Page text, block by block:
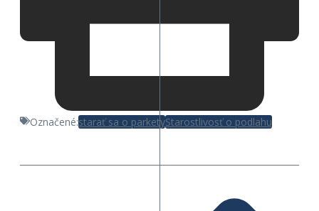
Označené:starať sa o parketyStarostlivosť o podlahu